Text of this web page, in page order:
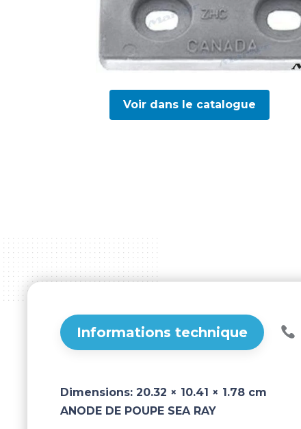
Voir dans le catalogue
Informations technique
Dimensions: 20.32 × 10.41 × 1.78 cm
ANODE DE POUPE SEA RAY